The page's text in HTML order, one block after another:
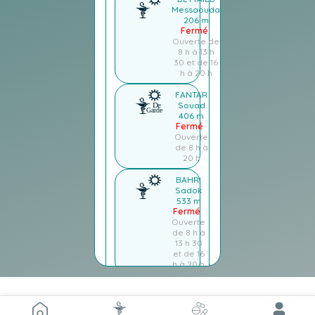
Messaouda
206 m
Fermé
Ouverte de
8 h à 13 h
30 et de 16
h à 20 h
FANTAR
Souad
406 m
Fermé
Ouverte
de 8 h à
20 h
BAHRI
Sadok
533 m
Fermé
Ouverte
de 8 h à
13 h 30
et de 16
h à 20 h
Abdelhamid
559 m